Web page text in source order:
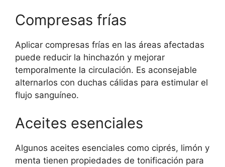
Compresas frías
Aplicar compresas frías en las áreas afectadas
puede reducir la hinchazón y mejorar
temporalmente la circulación. Es aconsejable
alternarlos con duchas cálidas para estimular el
flujo sanguíneo.
Aceites esenciales
Algunos aceites esenciales como ciprés, limón y
menta tienen propiedades de tonificación para